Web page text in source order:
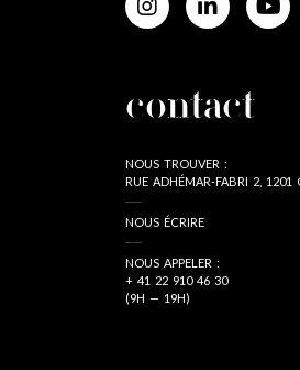
contact
NOUS TROUVER :
RUE ADHÉMAR-FABRI 2, 1201
NOUS ÉCRIRE
NOUS APPELER :
+ 41 22 910 46 30
(9H — 19H)